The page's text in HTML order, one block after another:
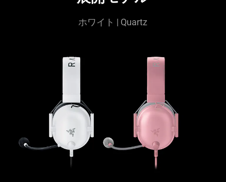
ホワイト | Quartz